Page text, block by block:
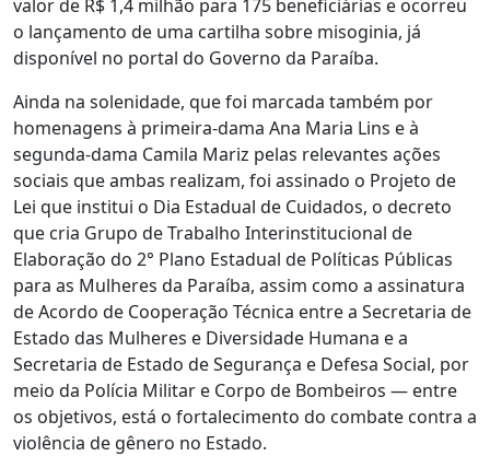
valor de R$ 1,4 milhão para 175 beneficiárias e ocorreu
o lançamento de uma cartilha sobre misoginia, já
disponível no portal do Governo da Paraíba.
Ainda na solenidade, que foi marcada também por
homenagens à primeira-dama Ana Maria Lins e à
segunda-dama Camila Mariz pelas relevantes ações
sociais que ambas realizam, foi assinado o Projeto de
Lei que institui o Dia Estadual de Cuidados, o decreto
que cria Grupo de Trabalho Interinstitucional de
Elaboração do 2° Plano Estadual de Políticas Públicas
para as Mulheres da Paraíba, assim como a assinatura
de Acordo de Cooperação Técnica entre a Secretaria de
Estado das Mulheres e Diversidade Humana e a
Secretaria de Estado de Segurança e Defesa Social, por
meio da Polícia Militar e Corpo de Bombeiros — entre
os objetivos, está o fortalecimento do combate contra a
violência de gênero no Estado.